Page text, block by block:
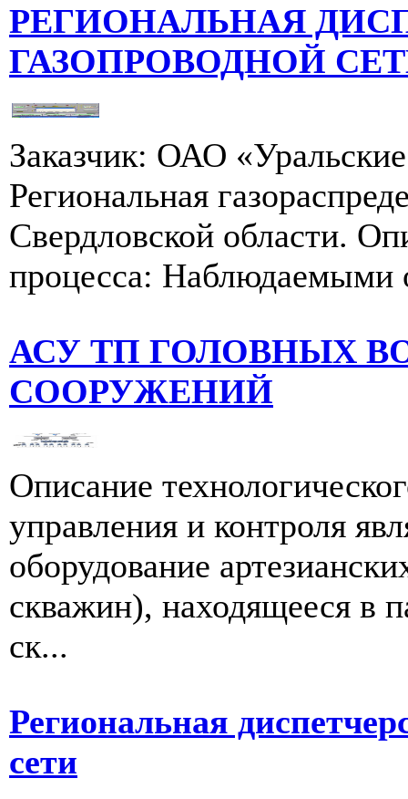
РЕГИОНАЛЬНАЯ
ГАЗОПРОВОДНОЙ
Заказчик: ОАО
Региональная
Свердловской области.
процесса: Наблюдаемыми
АСУ ТП ГОЛОВНЫХ
СООРУЖЕНИЙ
Описание
управления и контроля
оборудование
скважин), находящееся в
ск...
Региональная
сети